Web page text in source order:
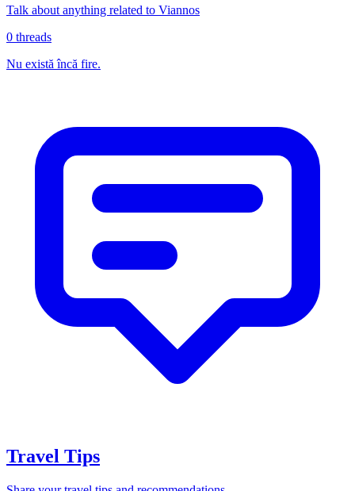
Talk about anything related to Viannos
0 threads
Nu există încă fire.
Travel Tips